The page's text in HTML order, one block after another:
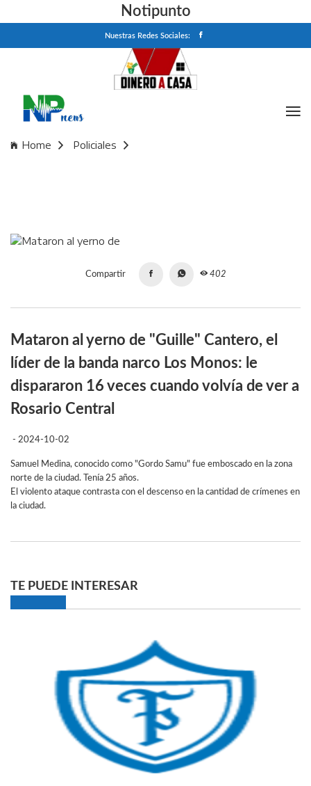
Notipunto
Nuestras Redes Sociales:
Home
Policiales
Compartir 402
Mataron al yerno de "Guille" Cantero, el
líder de la banda narco Los Monos: le
dispararon 16 veces cuando volvía de ver a
Rosario Central
- 2024-10-02
Samuel Medina, conocido como "Gordo Samu" fue emboscado en la zona
norte de la ciudad. Tenía 25 años.
El violento ataque contrasta con el descenso en la cantidad de crímenes en
la ciudad.
TE PUEDE INTERESAR